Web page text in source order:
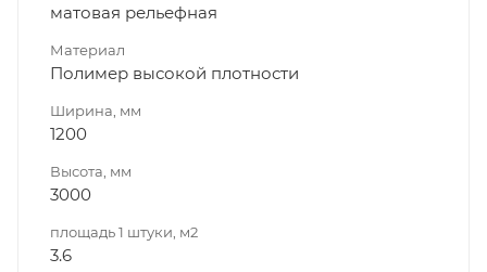
матовая рельефная
Материал
Полимер высокой плотности
Ширина, мм
1200
Высота, мм
3000
площадь 1 штуки, м2
3.6